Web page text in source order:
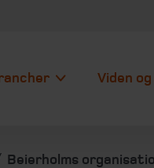
Viden
Beierholms